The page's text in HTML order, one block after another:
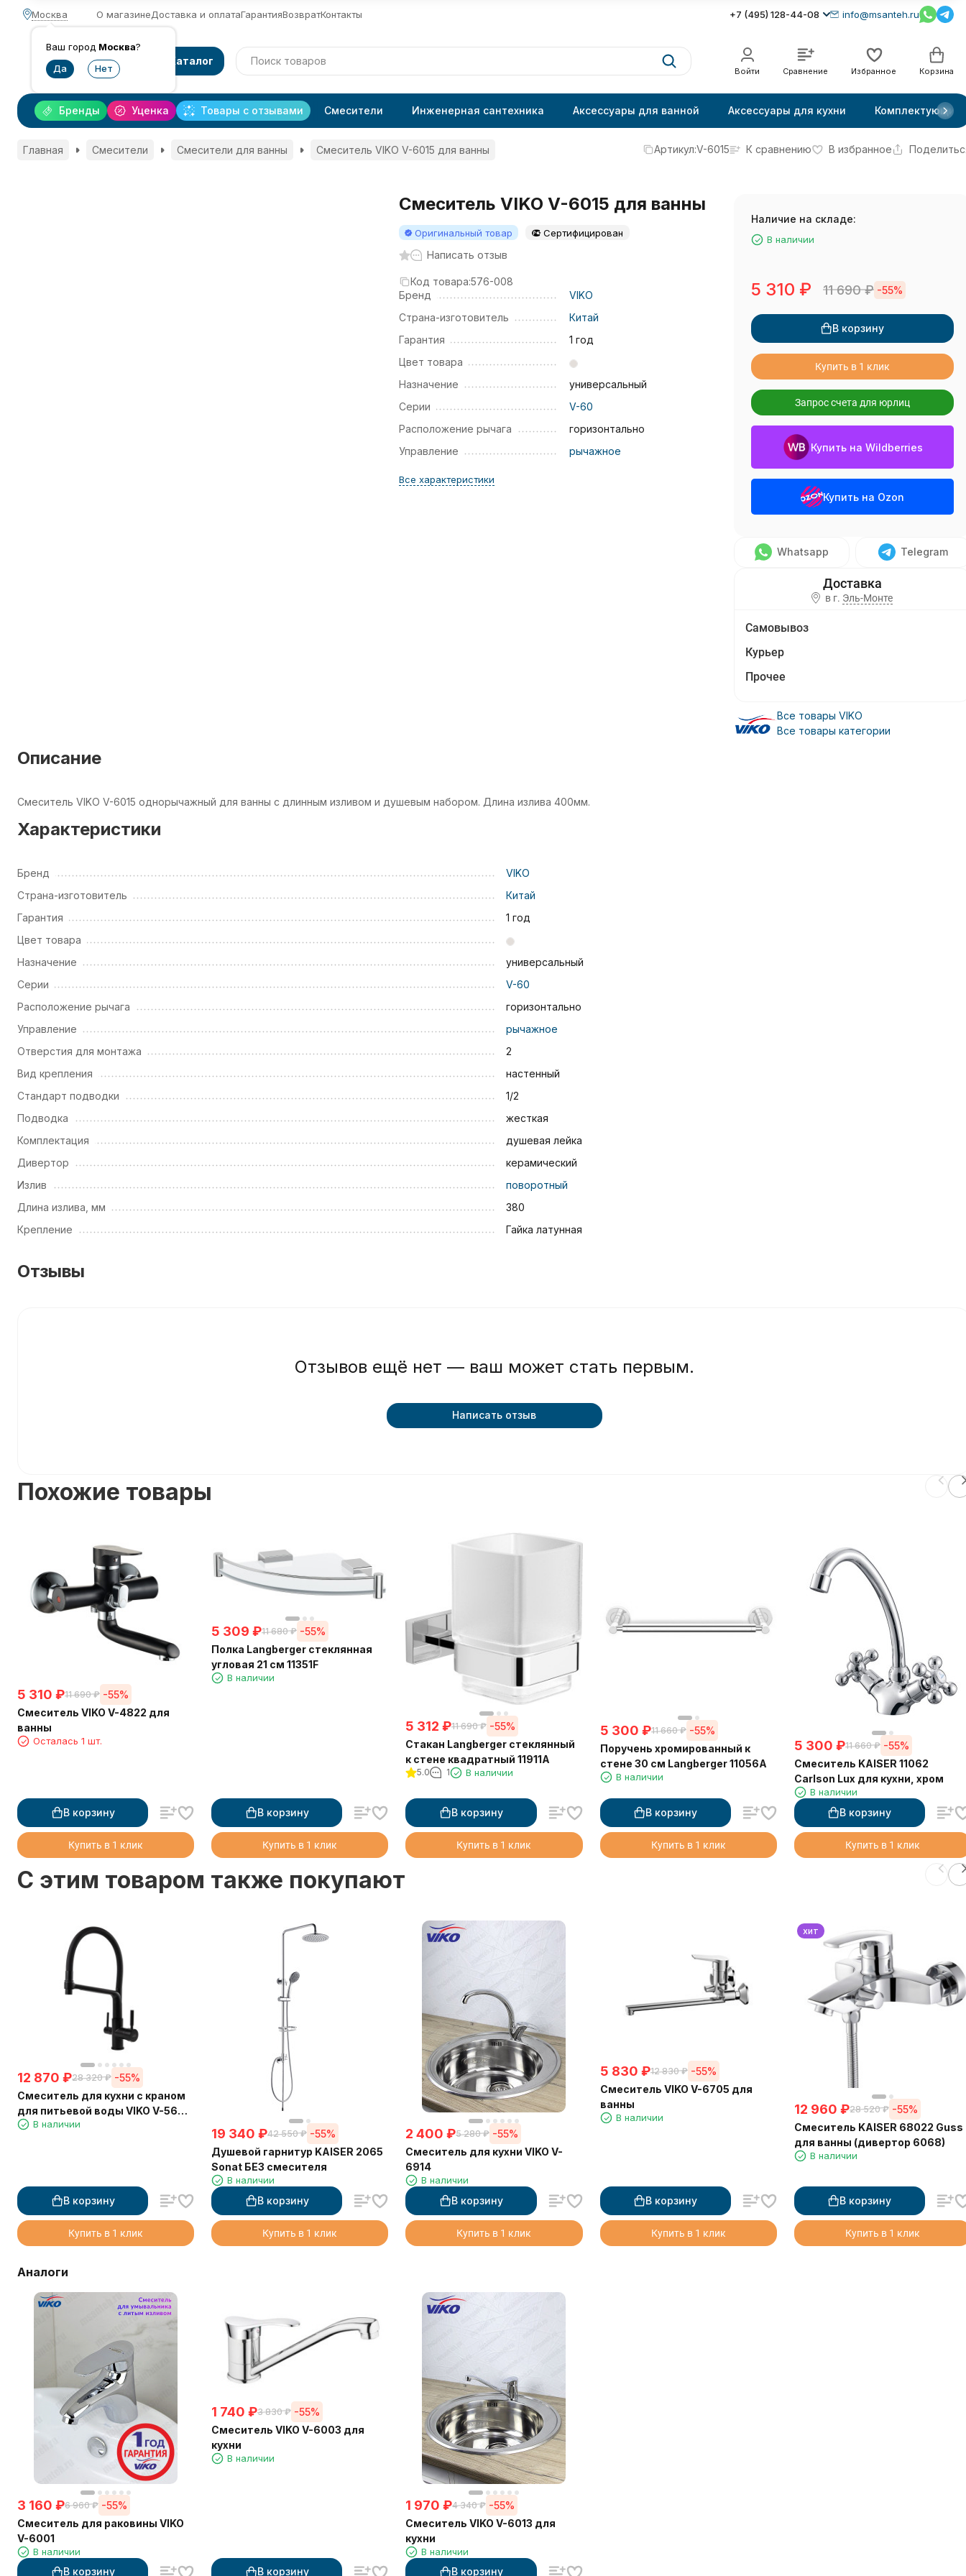
Москва
Ваш город Москва?
О магазинеДоставка и оплатаГарантияВозвратКонтакты +7 (495) 128-44-08 info@msanteh.ru
Каталог
Войти Сравнение Избранное Корзина
Уценка Товары с отзывами
Бренды Смесители Инженерная сантехника Аксессуары для ванной Аксессуары для кухни Комплектующие
Главная Смесители Смесители для ванны Смеситель VIKO V-6015 для ванны Артикул:V-6015 К сравнению В избранное
Смеситель VIKO V-6015 для ванны
Оригинальный товар Сертифицирован
Написать отзыв
Код товара:576-008
Бренд
VIKO
Страна-изготовитель
Китай
Гарантия
1 год
Цвет товара
Назначение
универсальный
Серии
V-60
Расположение рычага
горизонтально
Управление
рычажное
Все характеристики
Наличие на складе:
В наличии
5 310 ₽ 11 690₽ -55%
В корзину
Купить в 1 клик
Запрос счета для юрлиц
Купить на Wildberries
Купить на Ozon
Whatsapp Telegram
в г. Эль-Монте
Самовывоз
Курьер
Прочее
Все товары VIKO
Все товары категории
Описание
Смеситель VIKO V-6015 однорычажный для ванны с длинным изливом и душевым набором. Длина излива 400мм.
Характеристики
Бренд
VIKO
Страна-изготовитель
Китай
Гарантия
1 год
Цвет товара
Назначение
универсальный
Серии
V-60
Расположение рычага
горизонтально
Управление
рычажное
Отверстия для монтажа
2
Вид крепления
настенный
Стандарт подводки
1/2
Подводка
жесткая
Комплектация
душевая лейка
Дивертор
керамический
Излив
поворотный
Длина излива, мм
380
Крепление
Гайка латунная
Отзывы
Отзывов ещё нет — ваш может стать первым.
Написать отзыв
Похожие товары
5 310 ₽11 690 ₽ -55%
Смеситель VIKO V-4822 для
ванны
Осталась 1 шт.
В корзину
Купить в 1 клик
5 309 ₽11 680 ₽ -55%
Полка Langberger стеклянная
угловая 21 см 11351F
В наличии
В корзину
Купить в 1 клик
5 312 ₽11 690 ₽ -55%
Стакан Langberger стеклянный
к стене квадратный 11911A
5.0 1 В наличии
В корзину
Купить в 1 клик
5 300 ₽11 660 ₽ -55%
Поручень хромированный к
стене 30 см Langberger 11056A
В наличии
В корзину
Купить в 1 клик
5 300 ₽11 660 ₽ -55%
Смеситель KAISER 11062
Carlson Lux для кухни, хром
В наличии
В корзину
Купить в 1 клик
C этим товаром также покупают
12 870 ₽28 320 ₽ -55%
Смеситель для кухни с краном
для питьевой воды VIKO V-5602
Ø35 с черным гибким изливом
В наличии
В корзину
Купить в 1 клик
19 340 ₽42 550 ₽ -55%
Душевой гарнитур KAISER 2065
Sonat БЕЗ смесителя
В наличии
В корзину
Купить в 1 клик
2 400 ₽5 280 ₽ -55%
Смеситель для кухни VIKO V-
6914
В наличии
В корзину
Купить в 1 клик
5 830 ₽12 830 ₽ -55%
Смеситель VIKO V-6705 для
ванны
В наличии
В корзину
Купить в 1 клик
хит
12 960 ₽28 520 ₽ -55%
Смеситель KAISER 68022 Guss
для ванны (дивертор 6068)
В наличии
В корзину
Купить в 1 клик
Аналоги
3 160 ₽6 960 ₽ -55%
Смеситель для раковины VIKO
V-6001
В наличии
В корзину
1 740 ₽3 830 ₽ -55%
Смеситель VIKO V-6003 для
кухни
В наличии
В корзину
1 970 ₽4 340 ₽ -55%
Смеситель VIKO V-6013 для
кухни
В наличии
В корзину